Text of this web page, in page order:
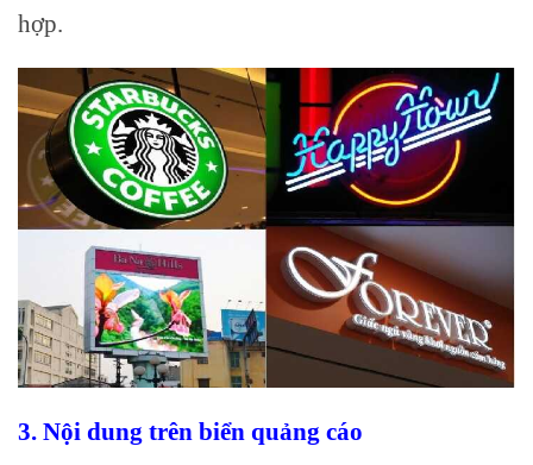
hợp.
3. Nội dung trên biển quảng cáo